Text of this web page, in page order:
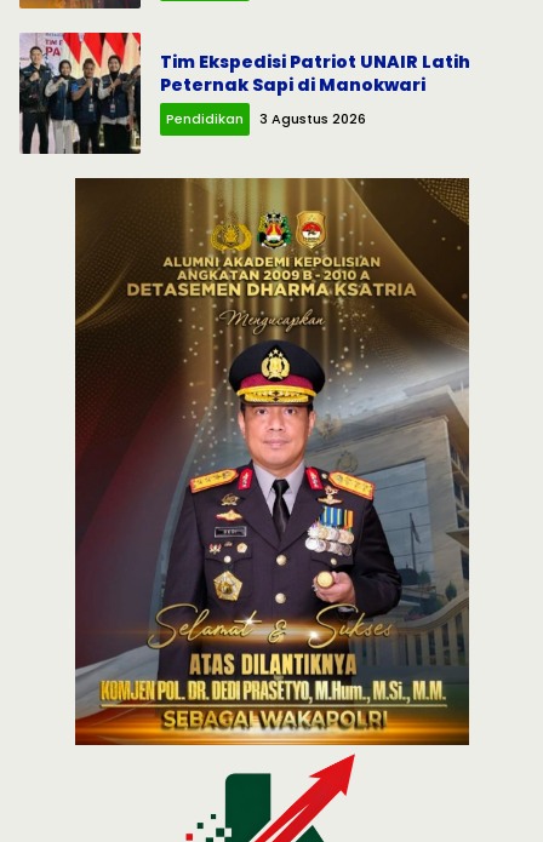
Tim Ekspedisi Patriot UNAIR Latih
Peternak Sapi di Manokwari
Pendidikan 3 Agustus 2026